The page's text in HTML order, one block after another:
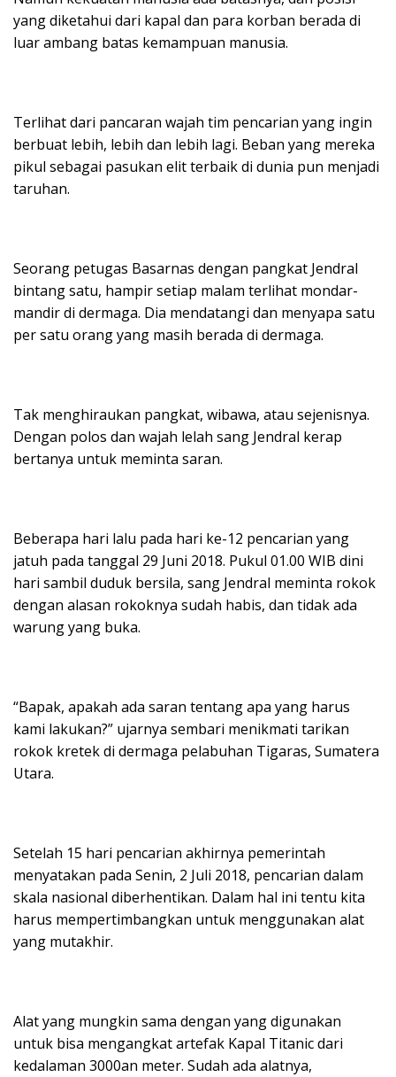
yang diketahui dari kapal dan para korban berada di
luar ambang batas kemampuan manusia.
Terlihat dari pancaran wajah tim pencarian yang ingin
berbuat lebih, lebih dan lebih lagi. Beban yang mereka
pikul sebagai pasukan elit terbaik di dunia pun menjadi
taruhan.
Seorang petugas Basarnas dengan pangkat Jendral
bintang satu, hampir setiap malam terlihat mondar-
mandir di dermaga. Dia mendatangi dan menyapa satu
per satu orang yang masih berada di dermaga.
Tak menghiraukan pangkat, wibawa, atau sejenisnya.
Dengan polos dan wajah lelah sang Jendral kerap
bertanya untuk meminta saran.
Beberapa hari lalu pada hari ke-12 pencarian yang
jatuh pada tanggal 29 Juni 2018. Pukul 01.00 WIB dini
hari sambil duduk bersila, sang Jendral meminta rokok
dengan alasan rokoknya sudah habis, dan tidak ada
warung yang buka.
“Bapak, apakah ada saran tentang apa yang harus
kami lakukan?” ujarnya sembari menikmati tarikan
rokok kretek di dermaga pelabuhan Tigaras, Sumatera
Utara.
Setelah 15 hari pencarian akhirnya pemerintah
menyatakan pada Senin, 2 Juli 2018, pencarian dalam
skala nasional diberhentikan. Dalam hal ini tentu kita
harus mempertimbangkan untuk menggunakan alat
yang mutakhir.
Alat yang mungkin sama dengan yang digunakan
untuk bisa mengangkat artefak Kapal Titanic dari
kedalaman 3000an meter. Sudah ada alatnya,